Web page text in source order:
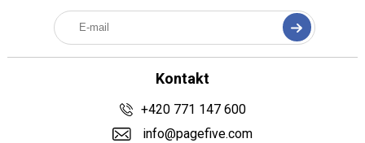
Kontakt
+420 771 147 600
info@pagefive.com